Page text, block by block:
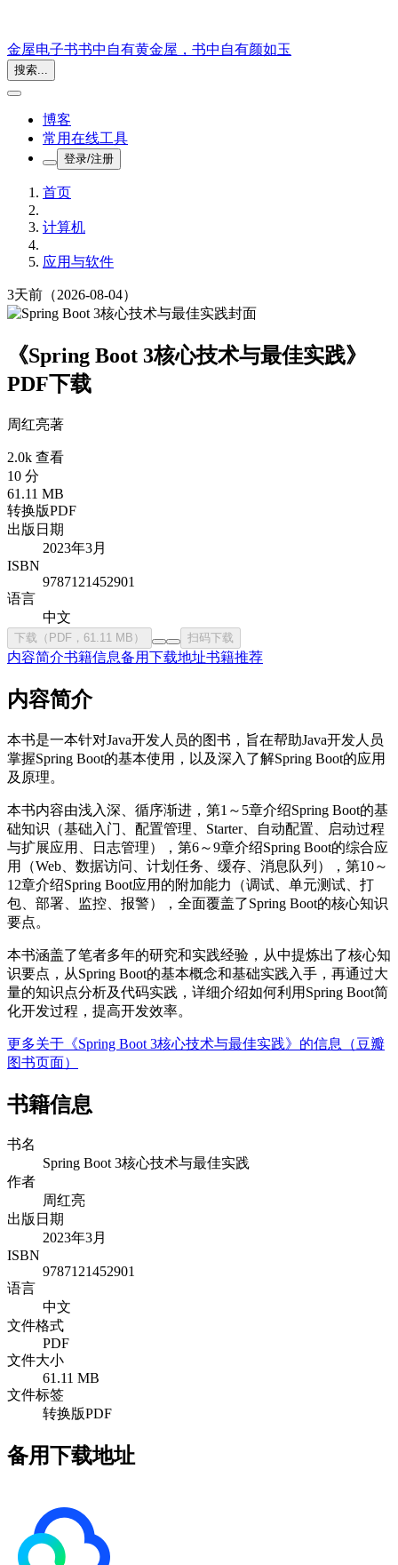
金屋电子书书中自有黄金屋，书中自有颜如玉
搜索...
博客
常用在线工具
登录/注册
首页
计算机
应用与软件
3天前 （2026-08-04）
《Spring Boot 3核心技术与最佳实践》
PDF下载
周红亮著
2.0k 查看
10 分
61.11 MB
转换版PDF
出版日期
2023年3月
ISBN
9787121452901
语言
中文
下载（PDF，61.11 MB） 扫码下载
内容简介书籍信息备用下载地址书籍推荐
内容简介
本书是一本针对Java开发人员的图书，旨在帮助Java开发人员
掌握Spring Boot的基本使用，以及深入了解Spring Boot的应用
及原理。
本书内容由浅入深、循序渐进，第1～5章介绍Spring Boot的基
础知识（基础入门、配置管理、Starter、自动配置、启动过程
与扩展应用、日志管理），第6～9章介绍Spring Boot的综合应
用（Web、数据访问、计划任务、缓存、消息队列），第10～
12章介绍Spring Boot应用的附加能力（调试、单元测试、打
包、部署、监控、报警），全面覆盖了Spring Boot的核心知识
要点。
本书涵盖了笔者多年的研究和实践经验，从中提炼出了核心知
识要点，从Spring Boot的基本概念和基础实践入手，再通过大
量的知识点分析及代码实践，详细介绍如何利用Spring Boot简
化开发过程，提高开发效率。
更多关于《Spring Boot 3核心技术与最佳实践》的信息（豆瓣
图书页面）
书籍信息
书名
Spring Boot 3核心技术与最佳实践
作者
周红亮
出版日期
2023年3月
ISBN
9787121452901
语言
中文
文件格式
PDF
文件大小
61.11 MB
文件标签
转换版PDF
备用下载地址